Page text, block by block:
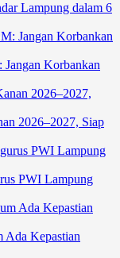
Lampung dalam 6
Jangan Korbankan
2026–2027, Siap
PWI Lampung
Ada Kepastian